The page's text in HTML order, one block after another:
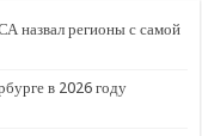
назвал регионы с самой
в 2026 году